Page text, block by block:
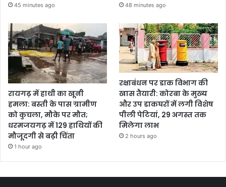
45 minutes ago 48 minutes ago
रायगढ़ में हाथी का खूनी
हमला: बस्ती के पास ग्रामीण
को कुचला, मौके पर मौत;
धरमजयगढ़ में 129 हाथियों की
मौजूदगी से बढ़ी चिंता
1 hour ago
रक्षाबंधन पर डाक विभाग की
खास तैयारी: कोरबा के मुख्य
और उप डाकघरों में लगी विशेष
पीली पेटियां, 29 अगस्त तक
मिलेगा लाभ
2 hours ago